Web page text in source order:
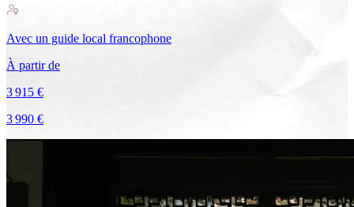
Avec un guide local francophone
À partir de
3 915 €
3 990 €